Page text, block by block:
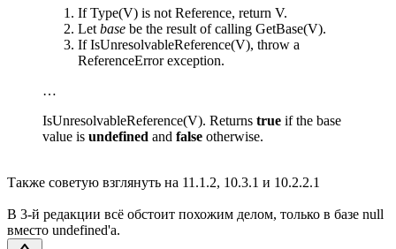
If Type(V) is not Reference, return V.
Let base be the result of calling GetBase(V).
If IsUnresolvableReference(V), throw a
ReferenceError exception.
…
IsUnresolvableReference(V). Returns true if the base
value is undefined and false otherwise.
Также советую взглянуть на 11.1.2, 10.3.1 и 10.2.2.1
В 3-й редакции всё обстоит похожим делом, только в базе null
вместо undefined'а.